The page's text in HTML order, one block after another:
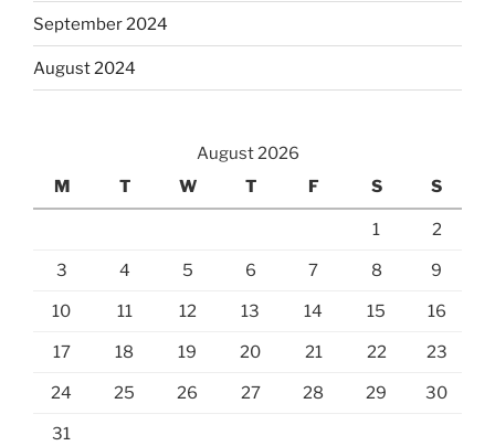
September 2024
August 2024
August 2026
M
T W T F S S
1 2
3 4 5 6 7 8 9
10 11 12 13 14 15 16
17 18 19 20 21 22 23
24 25 26 27 28 29 30
31